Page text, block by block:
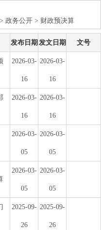
政务公开 > 财政预决算
发布日期 发文日期 文号
2026-03-
16
2026-03-
16
2026-03-
16
2026-03-
16
2026-03-
05
2026-03-
05
2026-03-
05
2026-03-
05
2025-09-
26
2025-09-
26